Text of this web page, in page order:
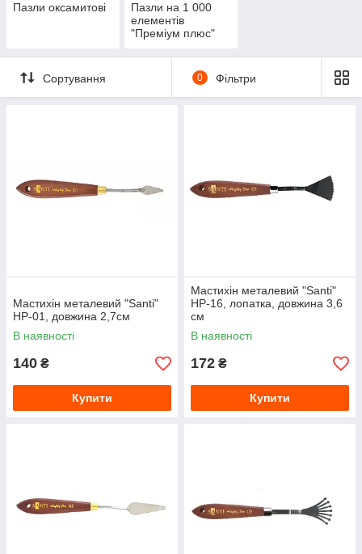
Пазли оксамитові
Пазли на 1 000
елементів
"Преміум плюс"
Сортування 0 Фільтри
Мастихін металевий "Santi"
HP-01, довжина 2,7см
В наявності
140 ₴
Купити
Мастихін металевий "Santi"
HP-16, лопатка, довжина 3,6
см
В наявності
172 ₴
Купити